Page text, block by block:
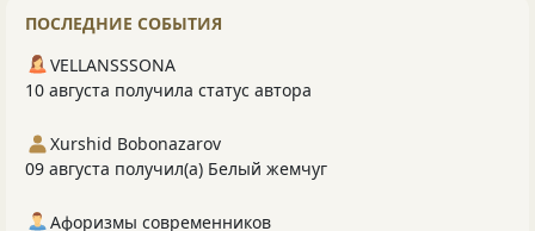
ПОСЛЕДНИЕ СОБЫТИЯ
VELLANSSSONA
10 августа получила статус автора
Xurshid Bobonazarov
09 августа получил(а) Белый жемчуг
Афоризмы современников